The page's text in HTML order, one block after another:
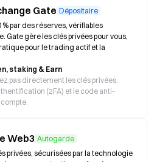
Gate Dépositaire
par des réserves, vérifiables
Gate gère les clés privées pour vous,
pour le trading actif et la
staking & Earn
pas directement les clés privées.
(2FA) et le code anti-
Web3 Autogarde
privées, sécurisées par la technologie